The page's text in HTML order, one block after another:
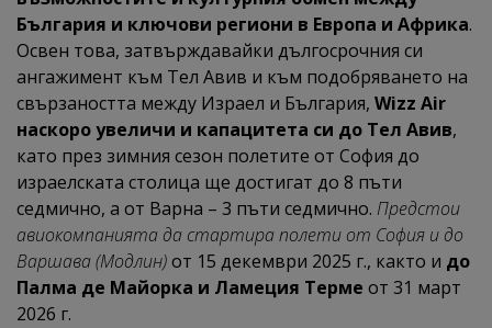
България и ключови региони в Европа и Африка.
Освен това, затвърждавайки дългосрочния си
ангажимент към Тел Авив и към подобряването на
свързаността между Израел и България, Wizz Air
наскоро увеличи и капацитета си до Тел Авив,
като през зимния сезон полетите от София до
израелската столица ще достигат до 8 пъти
седмично, а от Варна – 3 пъти седмично. Предстои
авиокомпанията да стартира полети от София и до
Варшава (Модлин)от 15 декември 2025 г., както и до
Палма де Майорка и Ламеция Терме от 31 март
2026 г.